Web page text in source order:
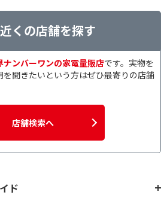
近くの店舗を探す
ナンバーワンの家電量販店です。実物を
を聞きたいという方はぜひ最寄りの店舗
店舗検索へ
ド